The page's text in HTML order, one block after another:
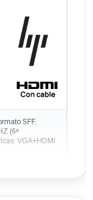
SFF,
(6ª
VGA+HDMI